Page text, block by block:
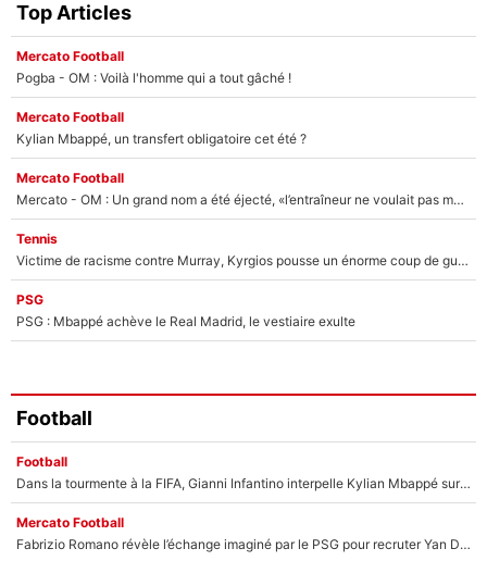
Top Articles
Mercato Football
Pogba - OM : Voilà l'homme qui a tout gâché !
Mercato Football
Kylian Mbappé, un transfert obligatoire cet été ?
Mercato Football
Mercato - OM : Un grand nom a été éjecté, «l’entraîneur ne voulait pas me conserver»
Tennis
Victime de racisme contre Murray, Kyrgios pousse un énorme coup de gueule !
PSG
PSG : Mbappé achève le Real Madrid, le vestiaire exulte
Football
Football
Dans la tourmente à la FIFA, Gianni Infantino interpelle Kylian Mbappé sur les réseaux sociaux
Mercato Football
Fabrizio Romano révèle l’échange imaginé par le PSG pour recruter Yan Diomandé : «L'accord a échoué car il a décidé de rejoindre le Real Madrid»